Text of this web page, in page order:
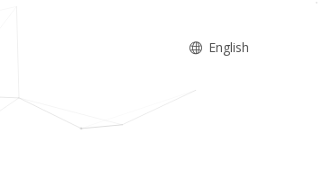
English